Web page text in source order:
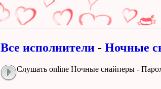
Все исполнители - Ночные
Слушать online Ночные снайперы -